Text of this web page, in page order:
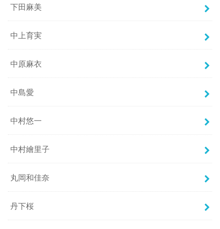
下田麻美
中上育実
中原麻衣
中島愛
中村悠一
中村繪里子
丸岡和佳奈
丹下桜